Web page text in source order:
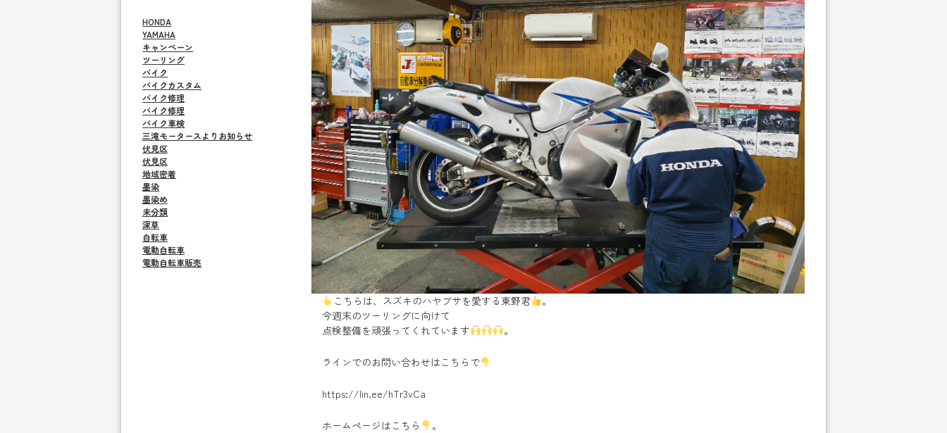
こちらは、スズキのハヤブサを愛する東野君
。
今週末のツーリングに向けて
点検整備を頑張ってくれています
。
ラインでのお問い合わせはこちらで
https://lin.ee/hTr3vCa
ホームページはこちら 。
HONDA
YAMAHA
キャンペーン
ツーリング
バイク
バイクカスタム
バイク修理
バイク修理
バイク車検
三滝モータースよりお知らせ
伏見区
伏見区
地域密着
墨染
墨染め
未分類
深草
自転車
電動自転車
電動自転車販売